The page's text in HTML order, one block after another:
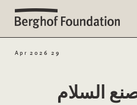
29 Apr 2026
السلام